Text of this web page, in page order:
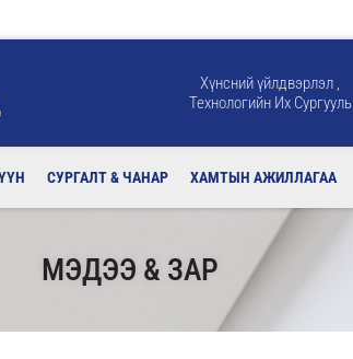
Хүнсний үйлдвэрлэл ,
Технологийн Их Сургууль
СУРГАЛТ & ЧАНАР ХАМТЫН АЖИЛЛАГАА
МЭДЭЭ & ЗАР